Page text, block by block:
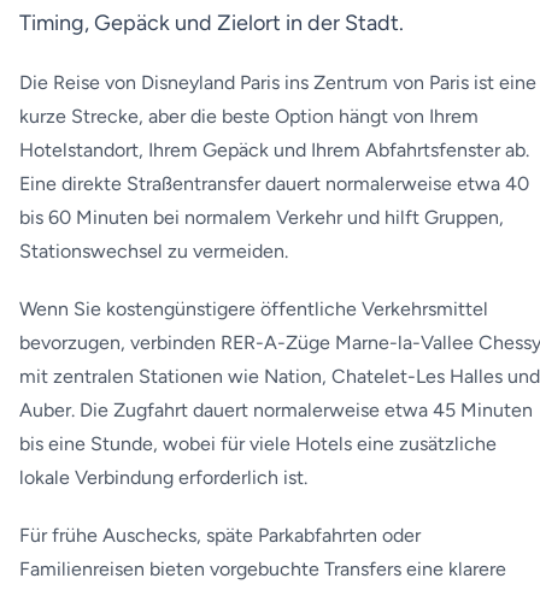
Timing, Gepäck und Zielort in der Stadt.
Die Reise von Disneyland Paris ins Zentrum von Paris ist eine
kurze Strecke, aber die beste Option hängt von Ihrem
Hotelstandort, Ihrem Gepäck und Ihrem Abfahrtsfenster ab.
Eine direkte Straßentransfer dauert normalerweise etwa 40
bis 60 Minuten bei normalem Verkehr und hilft Gruppen,
Stationswechsel zu vermeiden.
Wenn Sie kostengünstigere öffentliche Verkehrsmittel
bevorzugen, verbinden RER-A-Züge Marne-la-Vallee Chessy
mit zentralen Stationen wie Nation, Chatelet-Les Halles und
Auber. Die Zugfahrt dauert normalerweise etwa 45 Minuten
bis eine Stunde, wobei für viele Hotels eine zusätzliche
lokale Verbindung erforderlich ist.
Für frühe Auschecks, späte Parkabfahrten oder
Familienreisen bieten vorgebuchte Transfers eine klarere